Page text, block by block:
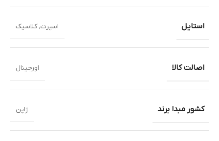
استایل اسپرت,کلاسیک
اصالت کالا اورجینال
کشور مبدا برند ژاپن